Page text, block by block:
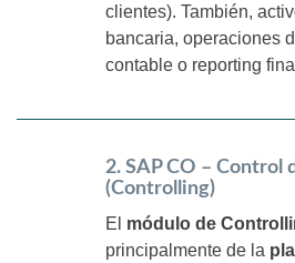
clientes). También,
bancaria, operaciones
contable o reporting
2. SAP CO – Control
(Controlling)
El módulo de
principalmente de la